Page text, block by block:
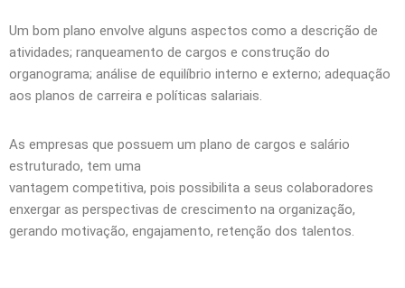
Um bom plano envolve alguns aspectos como a descrição de
atividades; ranqueamento de cargos e construção do
organograma; análise de equilíbrio interno e externo; adequação
aos planos de carreira e políticas salariais.
As empresas que possuem um plano de cargos e salário
estruturado, tem uma
vantagem competitiva, pois possibilita a seus colaboradores
enxergar as perspectivas de crescimento na organização,
gerando motivação, engajamento, retenção dos talentos.